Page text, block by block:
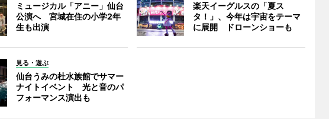
ミュージカル「アニー」仙台
公演へ 宮城在住の小学2年
生も出演
楽天イーグルスの「夏ス
タ！」、今年は宇宙をテーマ
に展開 ドローンショーも
見る・遊ぶ
仙台うみの杜水族館でサマー
ナイトイベント 光と音のパ
フォーマンス演出も